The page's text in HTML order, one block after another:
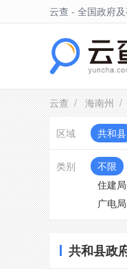
云查 - 全国政府
云查/海南州
区域 共和县
类别 不限
住建局
广电局
共和县政